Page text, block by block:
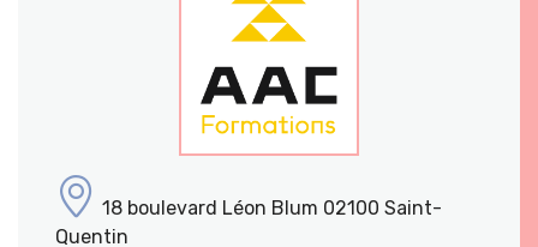
18 boulevard Léon Blum 02100 Saint-
Quentin